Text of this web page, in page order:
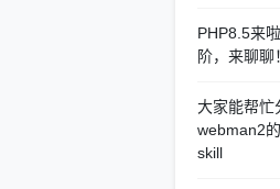
PHP8.5来
阶，来聊聊！
大家能帮忙
webman2
skill